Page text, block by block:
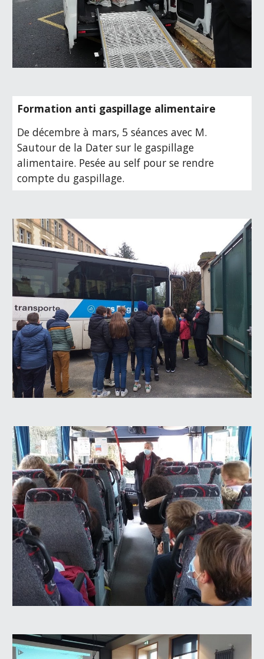
Formation anti gaspillage alimentaire
De décembre à mars, 5 séances avec M.
Sautour de la Dater sur le gaspillage
alimentaire. Pesée au self pour se rendre
compte du gaspillage.